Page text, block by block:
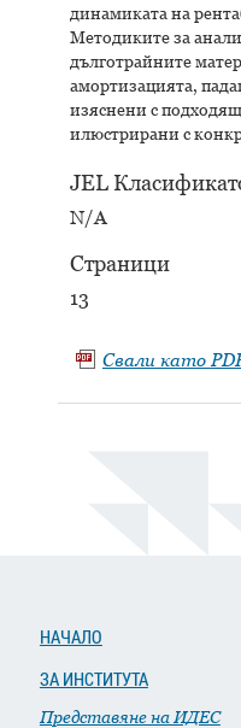
динамиката на
Методиките за
дълготрайните
амортизацията,
изяснени с
илюстрирани с
JEL
N/A
Страници
13
Свали като
НАЧАЛО
ЗА ИНСТИТУТА
Представяне на ИДЕС